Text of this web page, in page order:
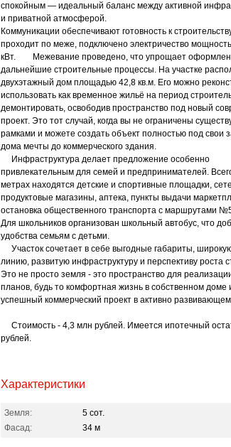
спокойным — идеальный баланс между активной
и приватной атмосферой.
Коммуникации обеспечивают готовность к
проходит по меже, подключено электричество
кВт. Межевание проведено, что упрощает
дальнейшие строительные процессы. На участке
двухэтажный дом площадью 42,8 кв.м. Его можно
использовать как временное жильё на период
демонтировать, освободив пространство под новый
проект. Это тот случай, когда вы не ограничены
рамками и можете создать объект полностью под свои
дома мечты до коммерческого здания.
Инфраструктура делает предложение особенно
привлекательным для семей и предпринимателей.
метрах находятся детские и спортивные площадки,
продуктовые магазины, аптека, пункты выдачи
остановка общественного транспорта с маршрутами
Для школьников организован школьный автобус, что
удобства семьям с детьми.
Участок сочетает в себе выгодные габариты,
линию, развитую инфраструктуру и перспективу роста
Это не просто земля - это пространство для
планов, будь то комфортная жизнь в собственном доме
успешный коммерческий проект в активно
Стоимость - 4,3 млн рублей. Имеется ипотечный
рублей.
Характеристики
Земля:
5 сот.
Фасад:
34 м